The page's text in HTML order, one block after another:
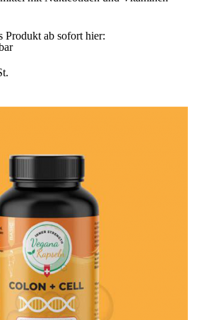
Produkt ab sofort hier:
thuja.